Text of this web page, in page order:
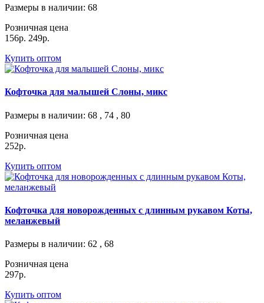
Размеры в наличии: 68
Розничная цена
156р. 249р.
Купить оптом
Кофточка для малышей Слоны, микс
Размеры в наличии: 68 , 74 , 80
Розничная цена
252р.
Купить оптом
Кофточка для новорожденных с длинным рукавом Коты,
меланжевый
Размеры в наличии: 62 , 68
Розничная цена
297р.
Купить оптом